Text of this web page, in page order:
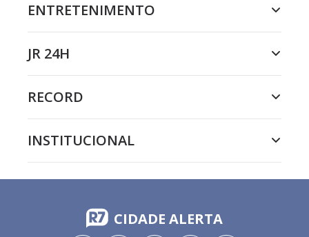
ENTRETENIMENTO
JR 24H
RECORD
INSTITUCIONAL
CIDADE ALERTA